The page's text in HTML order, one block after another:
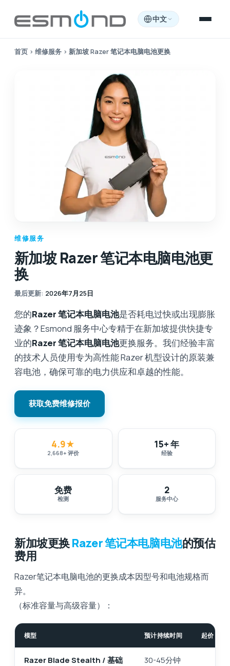
中文
首页 › 维修服务 › 新加坡 Razer 笔记本电脑电池更换
维修服务
新加坡 Razer 笔记本电脑电池更
换
最后更新: 2026年7月25日
您的Razer 笔记本电脑电池是否耗电过快或出现膨胀
迹象？Esmond 服务中心专精于在新加坡提供快捷专
业的Razer 笔记本电脑电池更换服务。我们经验丰富
的技术人员使用专为高性能 Razer 机型设计的原装兼
容电池，确保可靠的电力供应和卓越的性能。
获取免费维修报价
4.9★
2,668+评价
15+ 年
经验
免费
检测
2
服务中心
新加坡更换Razer 笔记本电脑电池的预估
费用
Razer笔记本电脑电池的更换成本因型号和电池规格而
异。
（标准容量与高级容量）：
模型 预计持续时间 起价（新
Razer Blade Stealth / 基础
30-45分钟